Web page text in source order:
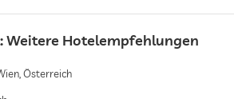
Weitere Hotelempfehlungen
Österreich